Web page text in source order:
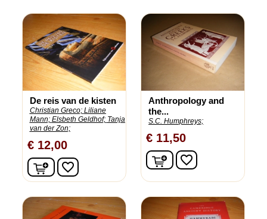
De reis van de kisten
Christian Greco; Liliane
Mann; Elsbeth Geldhof; Tanja
van der Zon;
€ 12,00
In winkelwagen
favorite_border
Anthropology and
the...
S.C. Humphreys;
€ 11,50
In winkelwagen
favorite_border